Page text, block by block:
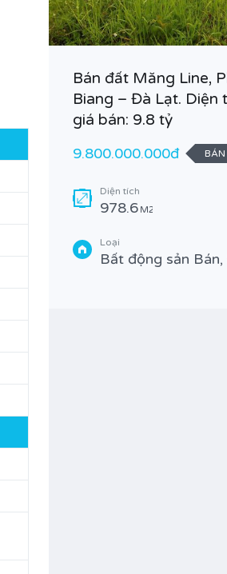
Bán đất Măng Line,
Biang – Đà Lạt. Diện
giá bán: 9.8 tỷ
9.800.000.000đ
BÁN
Diện tích
978.6 M2
Loại
Bất động sản